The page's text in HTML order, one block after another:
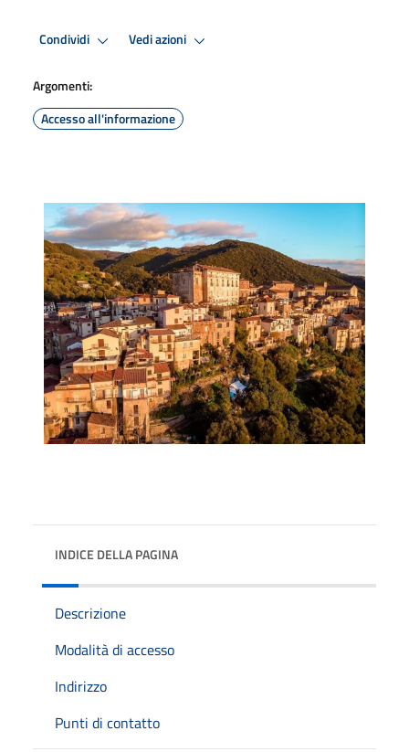
Condividi Vedi azioni
Argomenti:
Accesso all'informazione
INDICE DELLA PAGINA
Descrizione
Modalità di accesso
Indirizzo
Punti di contatto